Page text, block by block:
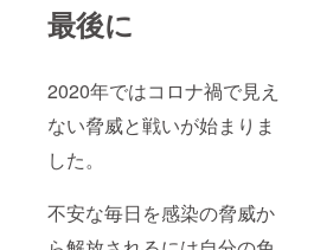
最後に
2020年ではコロナ禍で見え
ない脅威と戦いが始まりま
した。
不安な毎日を感染の脅威か